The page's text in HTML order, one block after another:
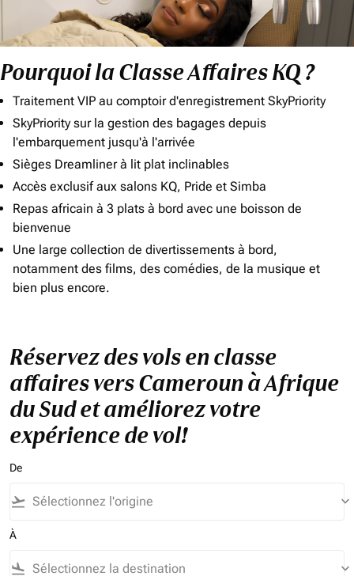
Pourquoi la Classe Affaires KQ ?
Traitement VIP au comptoir d'enregistrement SkyPriority
SkyPriority sur la gestion des bagages depuis
l'embarquement jusqu'à l'arrivée
Sièges Dreamliner à lit plat inclinables
Accès exclusif aux salons KQ, Pride et Simba
Repas africain à 3 plats à bord avec une boisson de
bienvenue
Une large collection de divertissements à bord,
notamment des films, des comédies, de la musique et
bien plus encore.
Réservez des vols en classe
affaires vers Cameroun à Afrique
du Sud et améliorez votre
expérience de vol!
De
flight_takeoff keyboard_arrow_down
À
flight_land keyboard_arrow_down